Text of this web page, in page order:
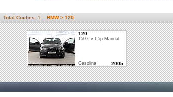
Total Coches: 1 BMW > 120
120
150 Cv I 5p Manual
Gasolina 2005